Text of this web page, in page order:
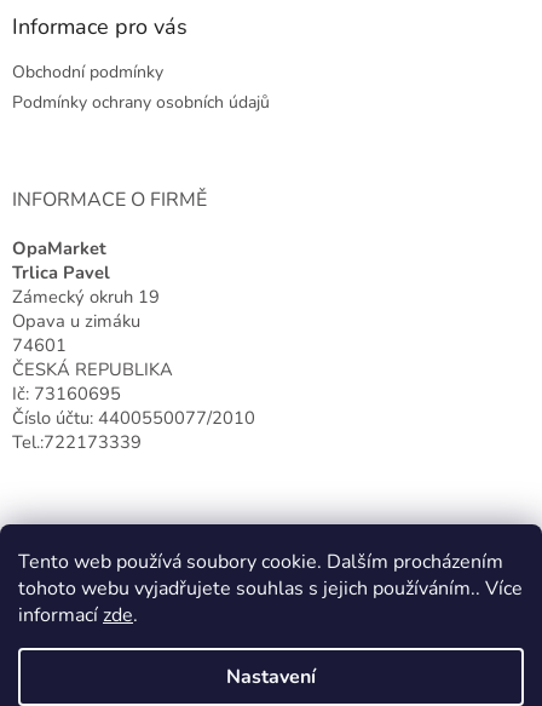
Tento web používá soubory cookie. Dalším procházením
tohoto webu vyjadřujete souhlas s jejich používáním.. Více
informacízde.
Nastavení
Informace pro vás
Obchodní podmínky
Podmínky ochrany osobních údajů
INFORMACE O FIRMĚ
OpaMarket
Trlica Pavel
Zámecký okruh 19
Opava u zimáku
74601
ČESKÁ REPUBLIKA
Ič: 73160695
Číslo účtu: 4400550077/2010
Tel.:722173339
Vytvořil Shoptet